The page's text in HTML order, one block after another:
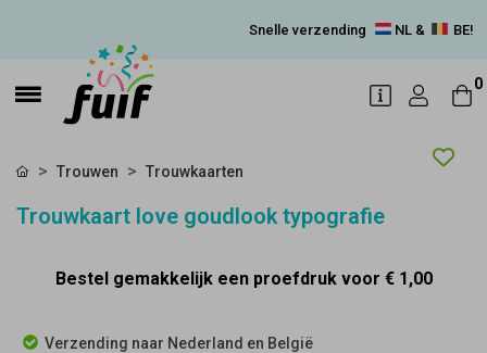
Snelle verzending NL & BE!
0
Trouwen Trouwkaarten
Trouwkaart love goudlook typografie
Bestel gemakkelijk een proefdruk voor € 1,00
Verzending naar Nederland en België